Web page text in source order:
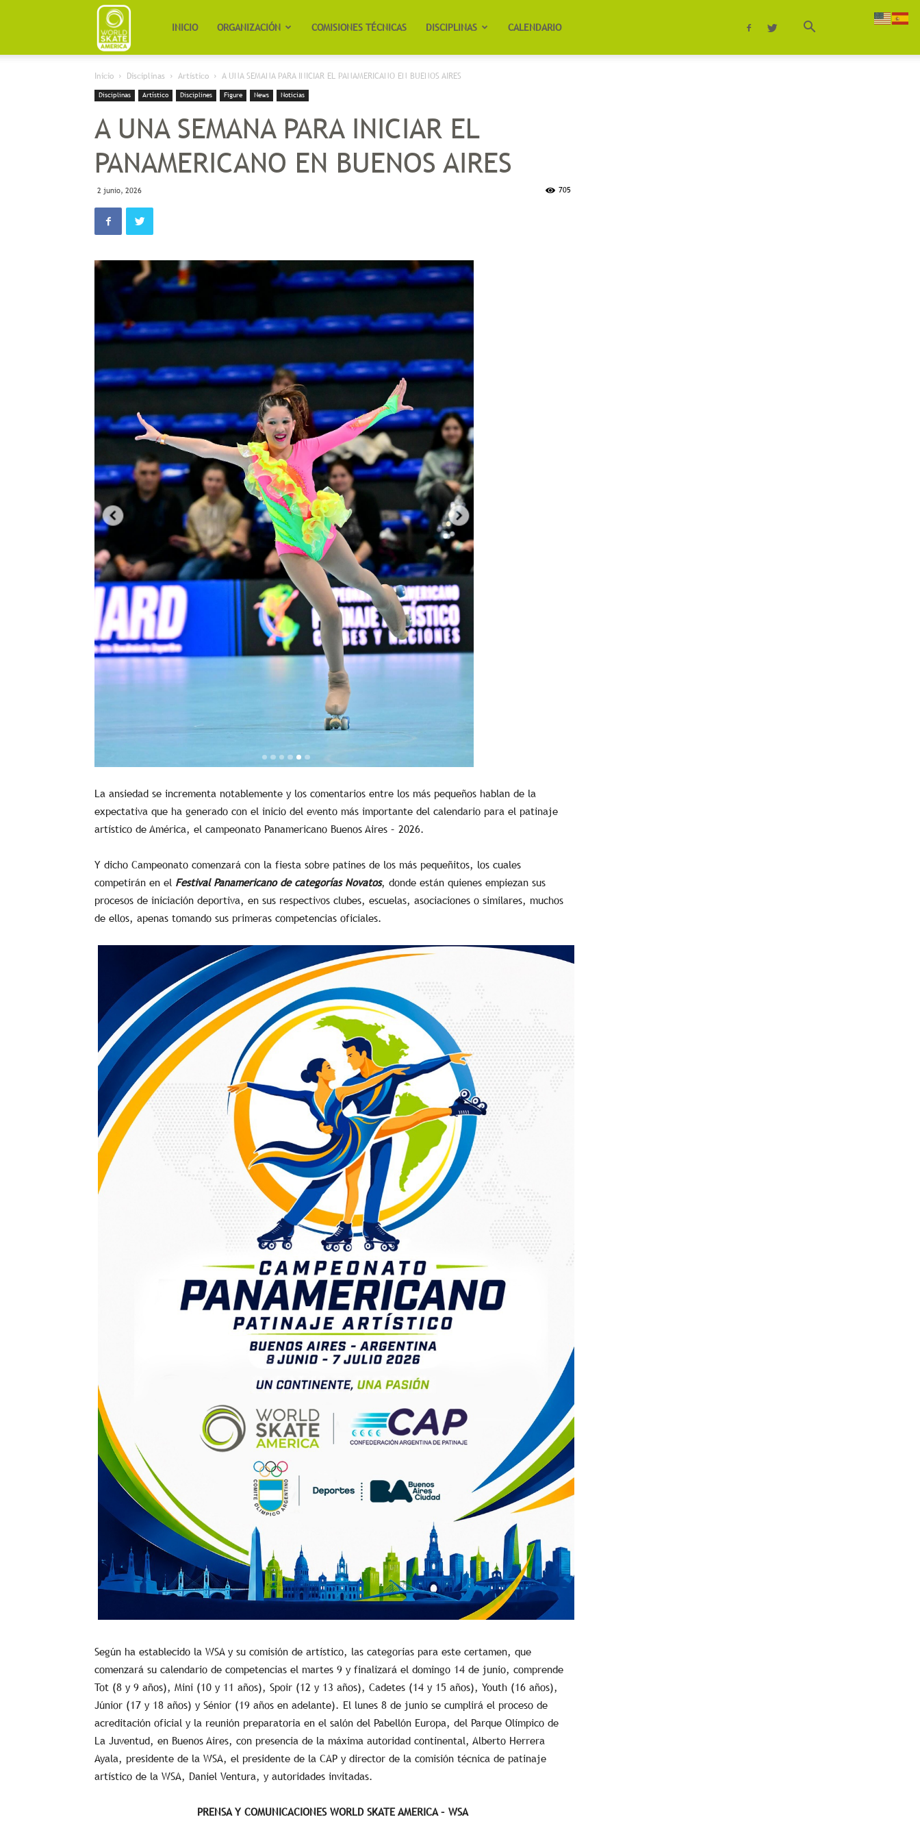
Worldskate
America
INICIO ORGANIZACIÓN COMISIONES TÉCNICAS DISCIPLINAS CALENDARIO
Inicio Disciplinas Artístico A UNA SEMANA PARA INICIAR EL PANAMERICANO EN BUENOS AIRES
Disciplinas Artístico Disciplines Figure News Noticias
A UNA SEMANA PARA INICIAR EL
PANAMERICANO EN BUENOS AIRES
2 junio, 2026 705
La ansiedad se incrementa notablemente y los comentarios entre los más pequeños hablan de la
expectativa que ha generado con el inicio del evento más importante del calendario para el patinaje
artístico de América, el campeonato Panamericano Buenos Aires – 2026.
Y dicho Campeonato comenzará con la fiesta sobre patines de los más pequeñitos, los cuales
competirán en el Festival Panamericano de categorías Novatos, donde están quienes empiezan sus
procesos de iniciación deportiva, en sus respectivos clubes, escuelas, asociaciones o similares, muchos
de ellos, apenas tomando sus primeras competencias oficiales.
Según ha establecido la WSA y su comisión de artístico, las categorías para este certamen, que
comenzará su calendario de competencias el martes 9 y finalizará el domingo 14 de junio, comprende
Tot (8 y 9 años), Mini (10 y 11 años), Spoir (12 y 13 años), Cadetes (14 y 15 años), Youth (16 años),
Júnior (17 y 18 años) y Sénior (19 años en adelante). El lunes 8 de junio se cumplirá el proceso de
acreditación oficial y la reunión preparatoria en el salón del Pabellón Europa, del Parque Olímpico de
La Juventud, en Buenos Aires, con presencia de la máxima autoridad continental, Alberto Herrera
Ayala, presidente de la WSA, el presidente de la CAP y director de la comisión técnica de patinaje
artístico de la WSA, Daniel Ventura, y autoridades invitadas.
PRENSA Y COMUNICACIONES WORLD SKATE AMERICA – WSA